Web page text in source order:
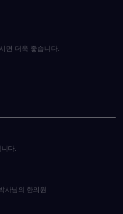
면 더욱 좋습니다.
다.
사님의 한의원